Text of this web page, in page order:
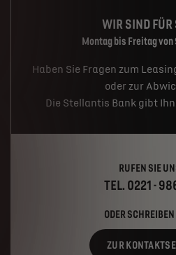
WIR SIND FÜR
Montag bis Freitag
Haben Sie Fragen zum
oder zur
Die Stellantis Bank gibt
RUFEN SIE
TEL. 0221 -
ODER
ZUR